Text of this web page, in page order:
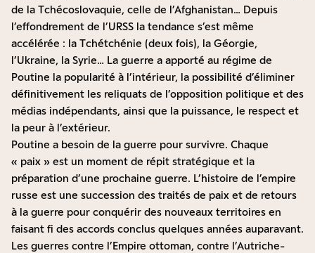
de la Tchécoslovaquie, celle de l’Afghanistan… Depuis
l’effondrement de l’URSS la tendance s’est même
accélérée : la Tchétchénie (deux fois), la Géorgie,
l’Ukraine, la Syrie… La guerre a apporté au régime de
Poutine la popularité à l’intérieur, la possibilité d’éliminer
définitivement les reliquats de l’opposition politique et des
médias indépendants, ainsi que la puissance, le respect et
la peur à l’extérieur.
Poutine a besoin de la guerre pour survivre. Chaque
« paix » est un moment de répit stratégique et la
préparation d’une prochaine guerre. L’histoire de l’empire
russe est une succession des traités de paix et de retours
à la guerre pour conquérir des nouveaux territoires en
faisant fi des accords conclus quelques années auparavant.
Les guerres contre l’Empire ottoman, contre l’Autriche-